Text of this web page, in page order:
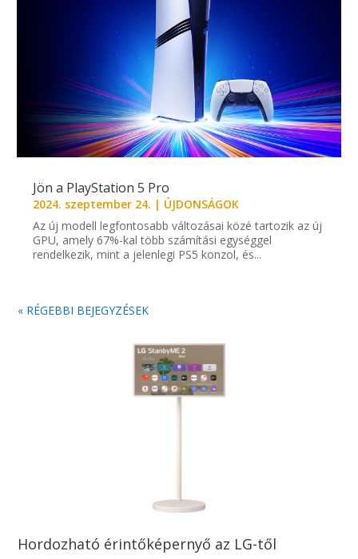
Jön a PlayStation 5 Pro
2024. szeptember 24. | ÚJDONSÁGOK
Az új modell legfontosabb változásai közé tartozik az új
GPU, amely 67%-kal több számítási egységgel
rendelkezik, mint a jelenlegi PS5 konzol, és...
« RÉGEBBI BEJEGYZÉSEK
Hordozható érintőképernyő az LG-től